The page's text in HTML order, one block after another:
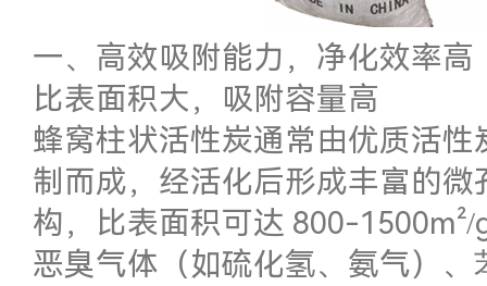
一、高效吸附能力，净化效率高
比表面积大，吸附容量高
蜂窝柱状活性炭通常由优质活
制而成，经活化后形成丰富的
构，比表面积可达 800-
恶臭气体（如硫化氢、氨气）